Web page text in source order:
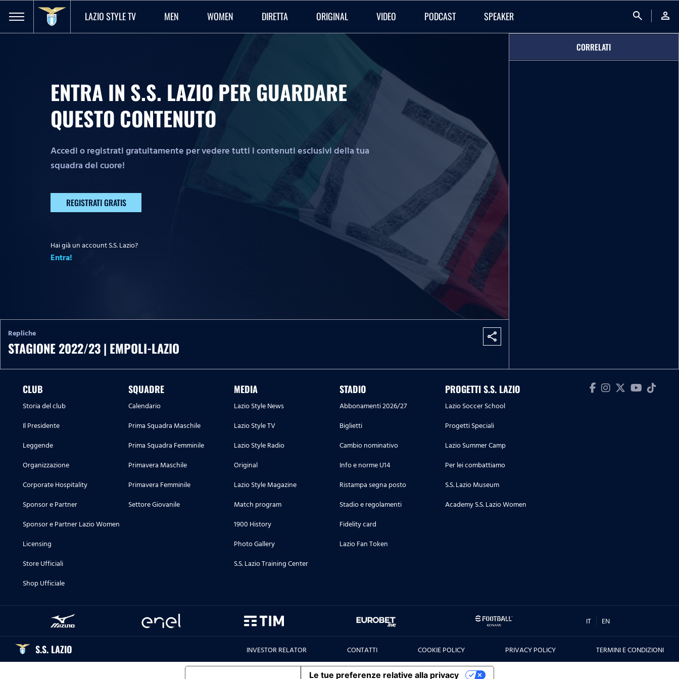
LAZIO STYLE TV MEN WOMEN DIRETTA ORIGINAL VIDEO PODCAST SPEAKER search person
ENTRA IN S.S. LAZIO PER GUARDARE
QUESTO CONTENUTO
Accedi o registrati gratuitamente per vedere tutti i contenuti esclusivi della tua
squadra del cuore!
REGISTRATI GRATIS
Hai già un account S.S. Lazio?
Entra!
Repliche
STAGIONE 2022/23 | EMPOLI-LAZIO
share
CORRELATI
CLUB
Storia del club
Il Presidente
Leggende
Organizzazione
Corporate Hospitality
Sponsor e Partner
Sponsor e Partner Lazio Women
Licensing
Store Ufficiali
Shop Ufficiale
SQUADRE
Calendario
Prima Squadra Maschile
Prima Squadra Femminile
Primavera Maschile
Primavera Femminile
Settore Giovanile
MEDIA
Lazio Style News
Lazio Style TV
Lazio Style Radio
Original
Lazio Style Magazine
Match program
1900 History
Photo Gallery
S.S. Lazio Training Center
STADIO
Abbonamenti 2026/27
Biglietti
Cambio nominativo
Info e norme U14
Ristampa segna posto
Stadio e regolamenti
Fidelity card
Lazio Fan Token
PROGETTI S.S. LAZIO
Lazio Soccer School
Progetti Speciali
Lazio Summer Camp
Per lei combattiamo
S.S. Lazio Museum
Academy S.S. Lazio Women
IT EN
S.S. LAZIO INVESTOR RELATOR CONTATTI COOKIE POLICY PRIVACY POLICY TERMINI E CONDIZIONI
Le tue preferenze relative alla privacy